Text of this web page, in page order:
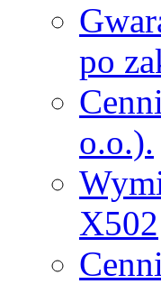
po
o.o.).
X502